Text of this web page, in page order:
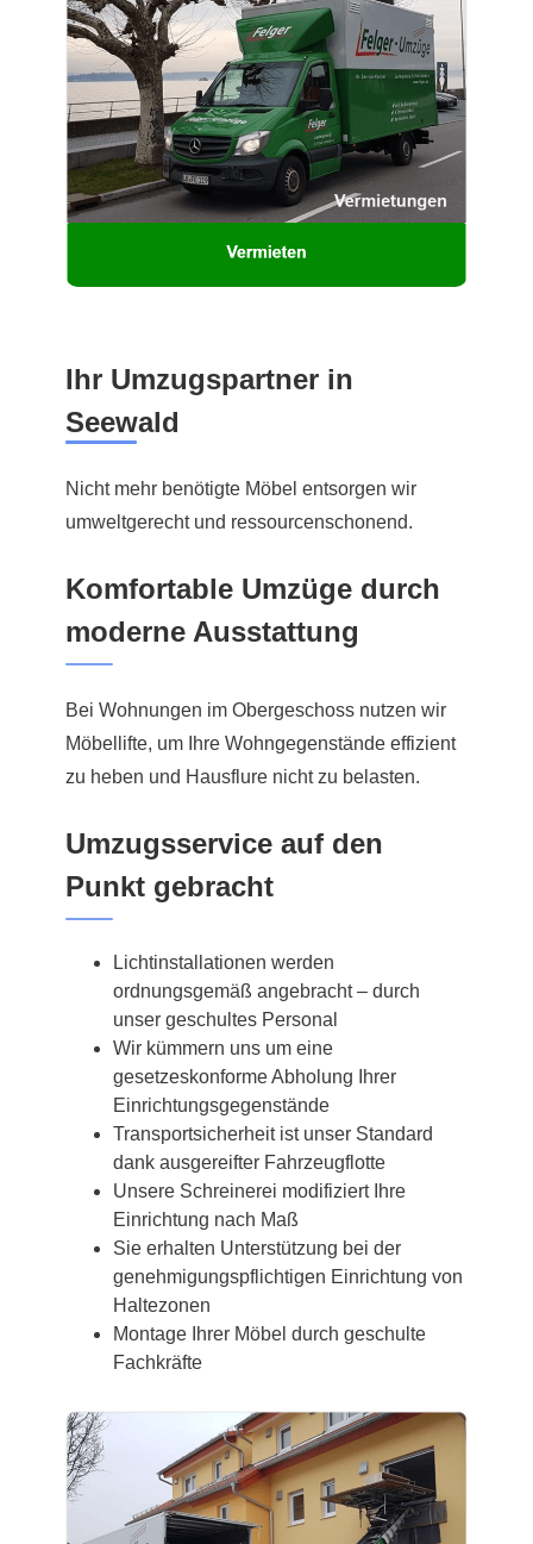
Ihr Umzugspartner in
Seewald
Nicht mehr benötigte Möbel entsorgen wir
umweltgerecht und ressourcenschonend.
Komfortable Umzüge durch
moderne Ausstattung
Bei Wohnungen im Obergeschoss nutzen wir
Möbellifte, um Ihre Wohngegenstände effizient
zu heben und Hausflure nicht zu belasten.
Umzugsservice auf den
Punkt gebracht
Lichtinstallationen werden
ordnungsgemäß angebracht – durch
unser geschultes Personal
Wir kümmern uns um eine
gesetzeskonforme Abholung Ihrer
Einrichtungsgegenstände
Transportsicherheit ist unser Standard
dank ausgereifter Fahrzeugflotte
Unsere Schreinerei modifiziert Ihre
Einrichtung nach Maß
Sie erhalten Unterstützung bei der
genehmigungspflichtigen Einrichtung von
Haltezonen
Montage Ihrer Möbel durch geschulte
Fachkräfte